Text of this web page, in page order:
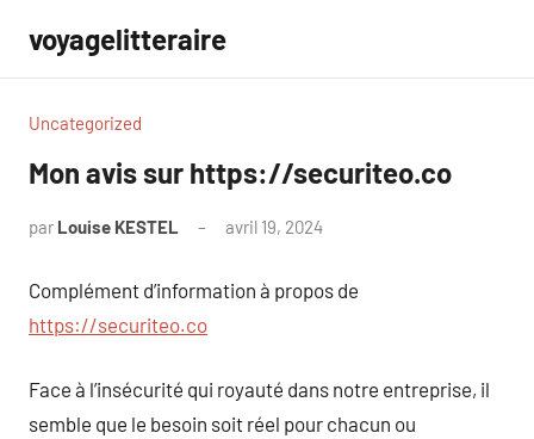
contenu
voyagelitteraire
Uncategorized
Mon avis sur https://securiteo.co
par Louise KESTEL avril 19, 2024
Complément d’information à propos de
https://securiteo.co
Face à l’insécurité qui royauté dans notre entreprise, il
semble que le besoin soit réel pour chacun ou